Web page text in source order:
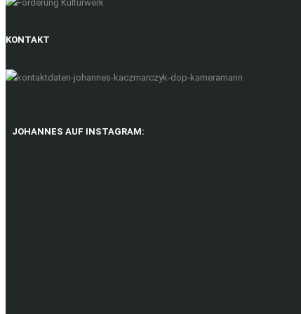
KONTAKT
JOHANNES AUF INSTAGRAM: